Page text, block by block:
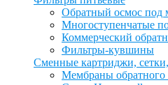
Обратный осмос под
Многоступенчатые
Коммерческий
Фильтры-кувшины
Сменные картриджи,
Мембраны обратного